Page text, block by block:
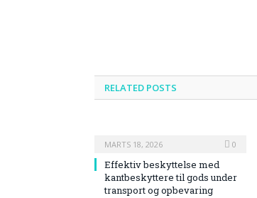
RELATED POSTS
MARTS 18, 2026 0
Effektiv beskyttelse med
kantbeskyttere til gods under
transport og opbevaring